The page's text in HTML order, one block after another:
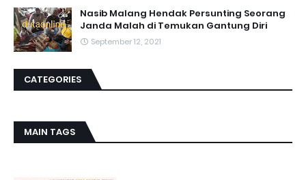
Nasib Malang Hendak Persunting Seorang
Janda Malah di Temukan Gantung Diri
September 12, 2021
CATEGORIES
MAIN TAGS